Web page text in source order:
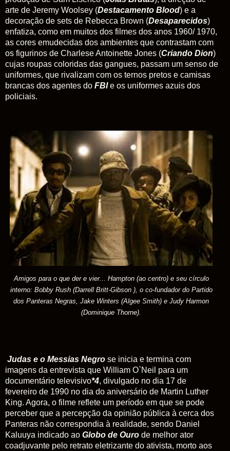
arte de Jeremy Woolsey (Destacamento Blood) e a
decoração de sets de Rebecca Brown (Desaparecidos)
enfatiza, como em muitos dos filmes dos anos 1960/ 1970,
as cores emudecidas dos ambientes que contrastam com
os figurinos de Charlese Antoinette Jones (Criando Dion)
cujas roupas coloridas das gangues, passam um senso de
uniformes, que rivalizam com os ternos pretos e camisas
brancas dos agentes do FBIe os uniformes azuis dos
policiais.
Amigos para o que der e vier... Hampton (ao centro) e seu círculo
interno: Bobby Rush (Darrell Britt-Gibson ), o co-fundador do Partido
dos Panteras Negras, Jake Winters (Algee Smith) e Judy Harmon
(Dominique Thorne).
Judas e o Messias Negro se inicia e termina com
imagens da entrevista que William O`Neil para um
documentário televisivo*4, divulgado no dia 17 de
fevereiro de 1990 no dia do aniversário de Martin Luther
King. Agora, o filme reflete um período em que se pode
perceber que a percepção da opinião pública à cerca dos
Panteras não correspondia à realidade, sendo Daniel
Kaluuya indicado ao Globo de Ouro de melhor ator
coadjuvante pelo retrato eletrizante do ativista, morto aos